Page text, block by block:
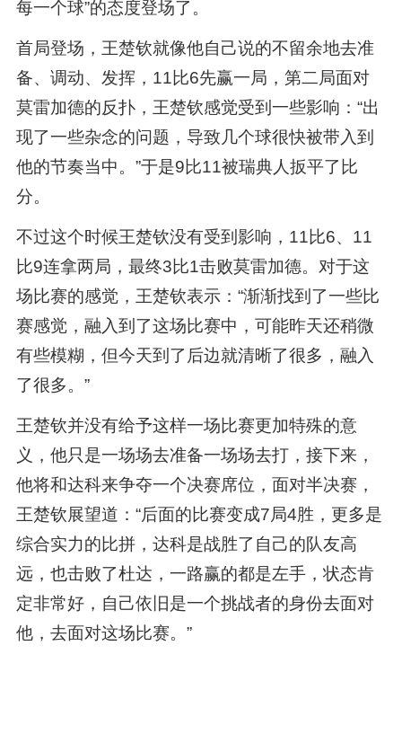
每一个球”的态度登场了。
首局登场，王楚钦就像他自己说的不留余地去准
备、调动、发挥，11比6先赢一局，第二局面对
莫雷加德的反扑，王楚钦感觉受到一些影响：“出
现了一些杂念的问题，导致几个球很快被带入到
他的节奏当中。”于是9比11被瑞典人扳平了比
分。
不过这个时候王楚钦没有受到影响，11比6、11
比9连拿两局，最终3比1击败莫雷加德。对于这
场比赛的感觉，王楚钦表示：“渐渐找到了一些比
赛感觉，融入到了这场比赛中，可能昨天还稍微
有些模糊，但今天到了后边就清晰了很多，融入
了很多。”
王楚钦并没有给予这样一场比赛更加特殊的意
义，他只是一场场去准备一场场去打，接下来，
他将和达科来争夺一个决赛席位，面对半决赛，
王楚钦展望道：“后面的比赛变成7局4胜，更多是
综合实力的比拼，达科是战胜了自己的队友高
远，也击败了杜达，一路赢的都是左手，状态肯
定非常好，自己依旧是一个挑战者的身份去面对
他，去面对这场比赛。”